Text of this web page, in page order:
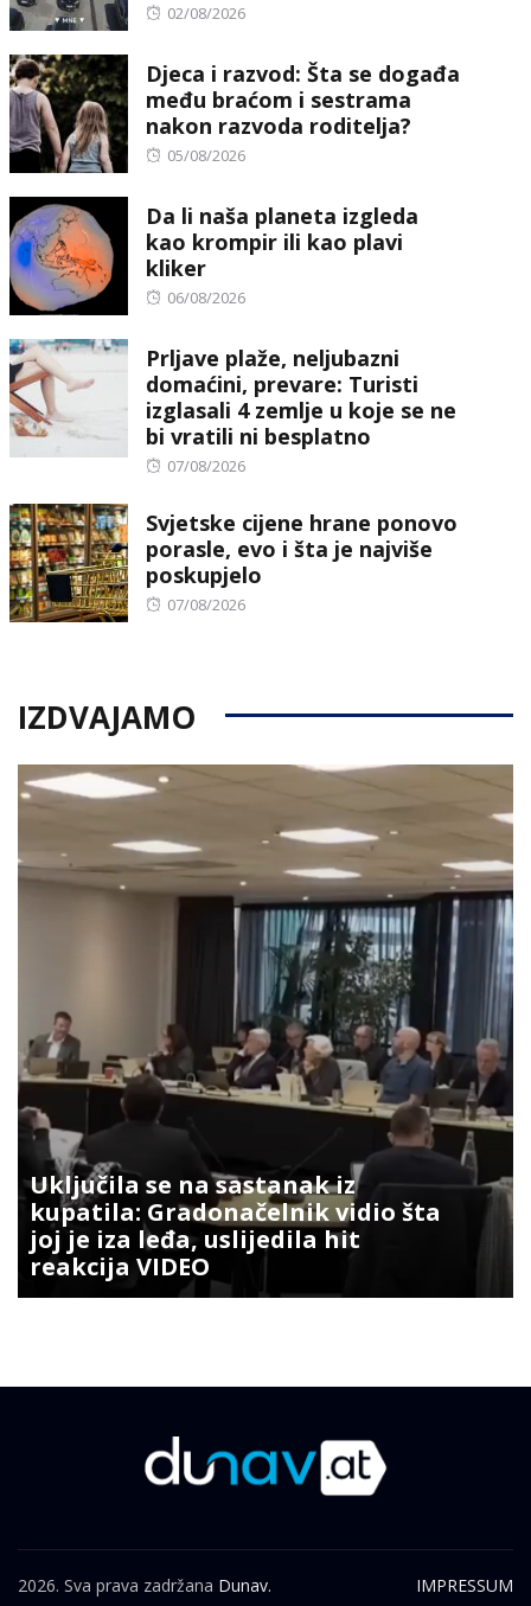
Posted
02/08/2026
Djeca i razvod: Šta se događa
među braćom i sestrama
nakon razvoda roditelja?
Posted
05/08/2026
Da li naša planeta izgleda
kao krompir ili kao plavi
kliker
Posted
06/08/2026
Prljave plaže, neljubazni
domaćini, prevare: Turisti
izglasali 4 zemlje u koje se ne
bi vratili ni besplatno
Posted
07/08/2026
Svjetske cijene hrane ponovo
porasle, evo i šta je najviše
poskupjelo
Posted
07/08/2026
IZDVAJAMO
Uključila se na sastanak iz
kupatila: Gradonačelnik vidio šta
joj je iza leđa, uslijedila hit
reakcija VIDEO
2026. Sva prava zadržana Dunav. IMPRESSUM